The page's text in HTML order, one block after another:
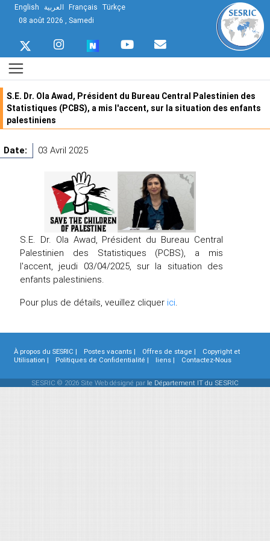
English العربية Français Türkçe
08 août 2026 , Samedi
S.E. Dr. Ola Awad, Président du Bureau Central Palestinien des
Statistiques (PCBS), a mis l'accent, sur la situation des enfants
palestiniens
Date: 03 Avril 2025
S.E. Dr. Ola Awad, Président du Bureau Central
Palestinien des Statistiques (PCBS), a mis
l'accent, jeudi 03/04/2025, sur la situation des
enfants palestiniens.
Pour plus de détails, veuillez cliquer ici.
À propos du SESRIC | Postes vacants | Offres de stage |
Copyright et
Utilisation |
Politiques de Confidentialité | liens | Contactez-Nous
SESRIC © 2026 Site Web désigné par le Département IT du SESRIC